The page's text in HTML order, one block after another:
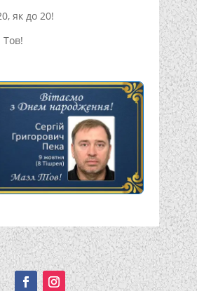
як до 20!
Подписывайтесь!